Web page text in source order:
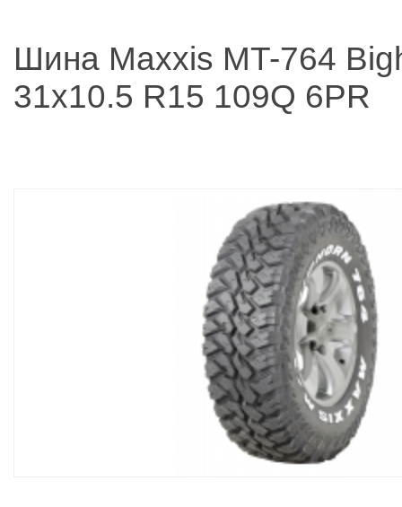
Шина Maxxis MT-764
31x10.5 R15 109Q 6PR